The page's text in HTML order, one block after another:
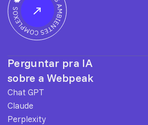
Perguntar pra IA
sobre a Webpeak
Chat GPT
Claude
Perplexity